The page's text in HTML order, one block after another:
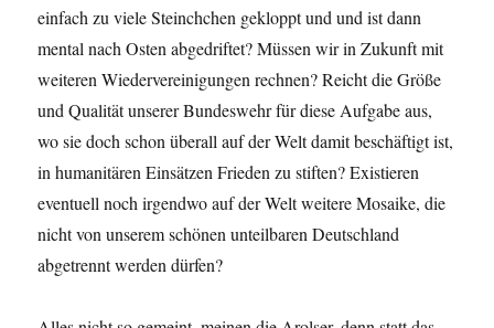
einfach zu viele Steinchchen gekloppt und und ist dann
mental nach Osten abgedriftet? Müssen wir in Zukunft mit
weiteren Wiedervereinigungen rechnen? Reicht die Größe
und Qualität unserer Bundeswehr für diese Aufgabe aus,
wo sie doch schon überall auf der Welt damit beschäftigt ist,
in humanitären Einsätzen Frieden zu stiften? Existieren
eventuell noch irgendwo auf der Welt weitere Mosaike, die
nicht von unserem schönen unteilbaren Deutschland
abgetrennt werden dürfen?